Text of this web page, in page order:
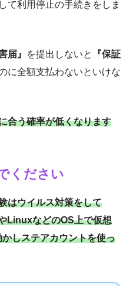
て利用停止の手続きをしま
届』 を提出しないと
『保証
に全額支払わないといけな
合う確率が低くなります
ください
はウイルス対策をして
LinuxなどのOS上で仮想
しステアカウントを使っ